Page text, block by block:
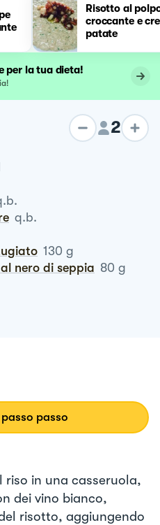
Risotto al
croccante e
patate
per la tua dieta!
2
q.b.
130 g
nero di seppia 80 g
passo
in una casseruola,
dei vino bianco,
risotto, aggiungendo